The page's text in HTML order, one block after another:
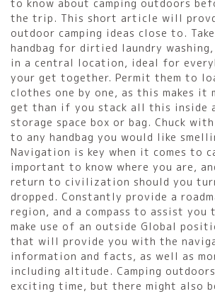
to know about camping outdoors
the trip. This short article will
outdoor camping ideas close to.
handbag for dirtied laundry
in a central location, ideal for
your get together. Permit them to
clothes one by one, as this makes it
get than if you stack all this inside
storage space box or bag. Chuck
to any handbag you would like
Navigation is key when it comes to
important to know where you are,
return to civilization should you
dropped. Constantly provide a
region, and a compass to assist you
make use of an outside Global
that will provide you with the
information and facts, as well as
including altitude. Camping
exciting time, but there might also